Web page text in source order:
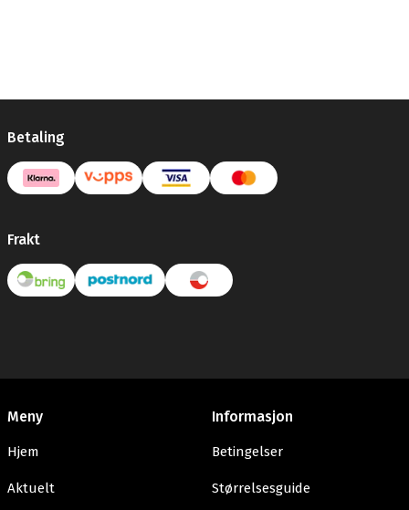
Betaling
Frakt
Meny
Hjem
Aktuelt
Informasjon
Betingelser
Størrelsesguide